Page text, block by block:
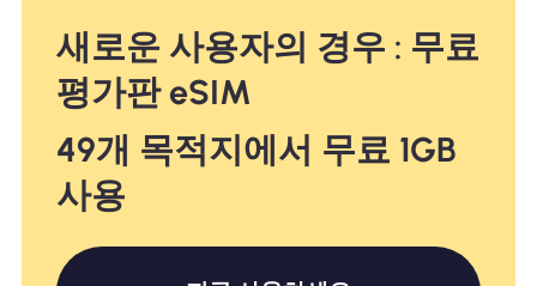
새로운 사용자의 경우 : 무료
평가판 eSIM
49개 목적지에서 무료 1GB
사용